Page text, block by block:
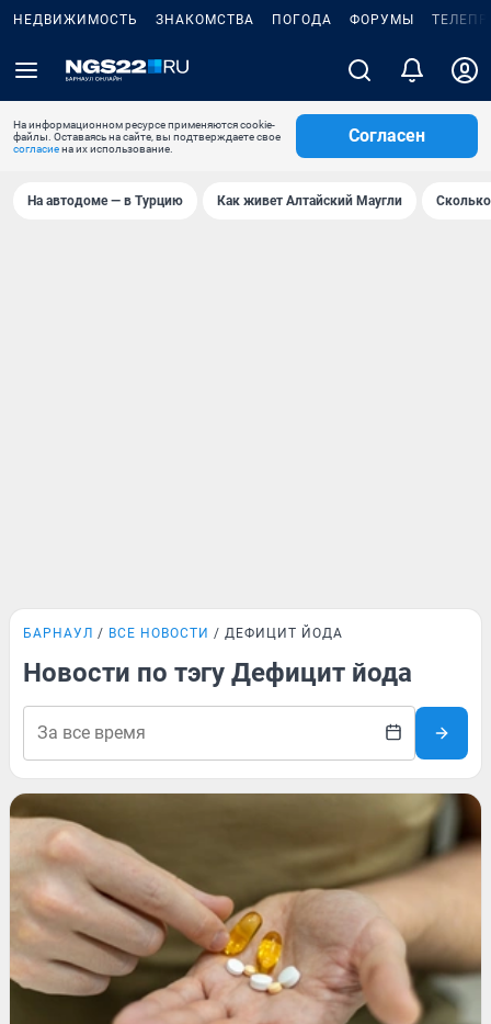
НЕДВИЖИМОСТЬ ЗНАКОМСТВА ПОГОДА ФОРУМЫ
На информационном ресурсе применяются cookie-
файлы. Оставаясь на сайте, вы подтверждаете свое
согласиена их использование.
Согласен
На автодоме — в Турцию Как живет Алтайский Маугли
БАРНАУЛ ВСЕ НОВОСТИ ДЕФИЦИТ ЙОДА
Новости по тэгу Дефицит йода